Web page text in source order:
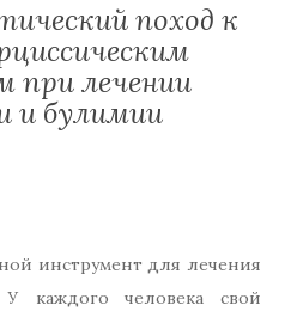
поход к
при лечении
и булимии
инструмент для лечения
каждого человека свой